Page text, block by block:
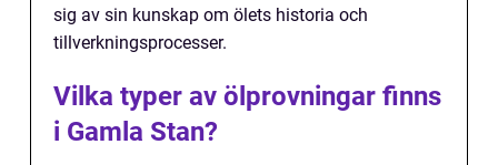
sig av sin kunskap om ölets historia och
tillverkningsprocesser.
Vilka typer av ölprovningar finns
i Gamla Stan?